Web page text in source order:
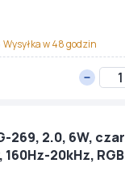
Wysyłka w 48 godzin
269, 2.0, 6W,
20kHz,